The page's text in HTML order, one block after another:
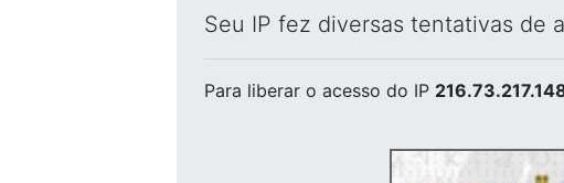
Seu IP fez diversas tentativas de
Para liberar o acesso do IP